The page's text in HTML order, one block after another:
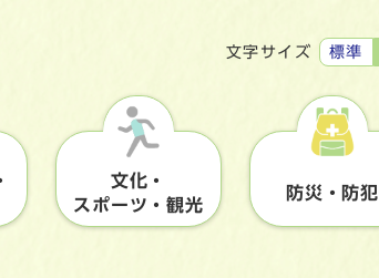
文字サイズ 標準
文化・
スポーツ・観光
防災・防犯